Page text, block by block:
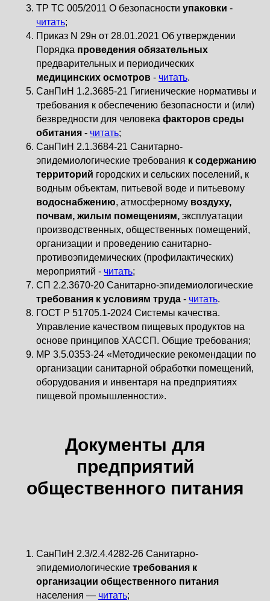
ТР ТС 005/2011 О безопасности упаковки -
читать;
Приказ N 29н от 28.01.2021 Об утверждении
Порядка проведения обязательных
предварительных и периодических
медицинских осмотров - читать.
СанПиН 1.2.3685-21 Гигиенические нормативы и
требования к обеспечению безопасности и (или)
безвредности для человека факторов среды
обитания - читать;
СанПиН 2.1.3684-21 Санитарно-
эпидемиологические требования к содержанию
территорий городских и сельских поселений, к
водным объектам, питьевой воде и питьевому
водоснабжению, атмосферному воздуху,
почвам, жилым помещениям, эксплуатации
производственных, общественных помещений,
организации и проведению санитарно-
противоэпидемических (профилактических)
мероприятий - читать;
СП 2.2.3670-20 Санитарно-эпидемиологические
требования к условиям труда - читать.
ГОСТ Р 51705.1-2024 Системы качества.
Управление качеством пищевых продуктов на
основе принципов ХАССП. Общие требования;
МР 3.5.0353-24 «Методические рекомендации по
организации санитарной обработки помещений,
оборудования и инвентаря на предприятиях
пищевой промышленности».
Документы для
предприятий
общественного питания
СанПиН 2.3/2.4.4282-26 Санитарно-
эпидемиологические требования к
организации общественного питания
населения — читать;